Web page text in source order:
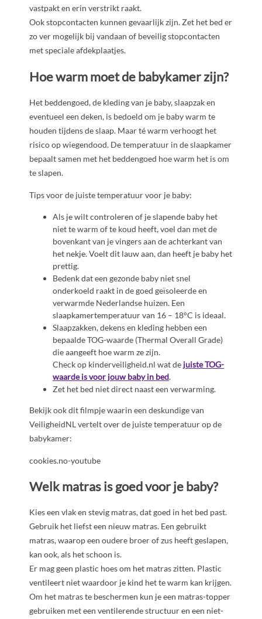
vastpakt en erin verstrikt raakt.
Ook stopcontacten kunnen gevaarlijk zijn. Zet het bed er
zo ver mogelijk bij vandaan of beveilig stopcontacten
met speciale afdekplaatjes.
Hoe warm moet de babykamer zijn?
Het beddengoed, de kleding van je baby, slaapzak en
eventueel een deken, is bedoeld om je baby warm te
houden tijdens de slaap. Maar té warm verhoogt het
risico op wiegendood. De temperatuur in de slaapkamer
bepaalt samen met het beddengoed hoe warm het is om
te slapen.
Tips voor de juiste temperatuur voor je baby:
Als je wilt controleren of je slapende baby het
niet te warm of te koud heeft, voel dan met de
bovenkant van je vingers aan de achterkant van
het nekje. Voelt dit lauw aan, dan heeft je baby het
prettig.
Bedenk dat een gezonde baby niet snel
onderkoeld raakt in de goed geïsoleerde en
verwarmde Nederlandse huizen. Een
slaapkamertemperatuur van 16 – 18°C is ideaal.
Slaapzakken, dekens en kleding hebben een
bepaalde TOG-waarde (Thermal Overall Grade)
die aangeeft hoe warm ze zijn.
Check op kinderveiligheid.nl wat de juiste TOG-
waarde is voor jouw baby in bed.
Zet het bed niet direct naast een verwarming.
Bekijk ook dit filmpje waarin een deskundige van
VeiligheidNL vertelt over de juiste temperatuur op de
babykamer:
cookies.no-youtube
Welk matras is goed voor je baby?
Kies een vlak en stevig matras, dat goed in het bed past.
Gebruik het liefst een nieuw matras. Een gebruikt
matras, waarop een oudere broer of zus heeft geslapen,
kan ook, als het schoon is.
Er mag geen plastic hoes om het matras zitten. Plastic
ventileert niet waardoor je kind het te warm kan krijgen.
Om het matras te beschermen kun je een matras-topper
gebruiken met een ventilerende structuur en een niet-